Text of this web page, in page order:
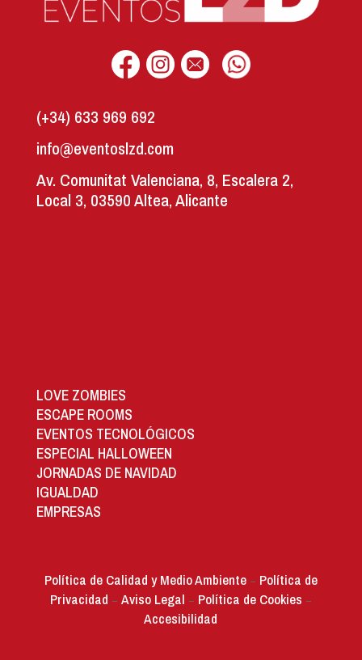
(+34) 633 969 692
info@eventoslzd.com
Av. Comunitat Valenciana, 8, Escalera 2,
Local 3, 03590 Altea, Alicante
LOVE ZOMBIES
ESCAPE ROOMS
EVENTOS TECNOLÓGICOS
ESPECIAL HALLOWEEN
JORNADAS DE NAVIDAD
IGUALDAD
EMPRESAS
Política de Calidad y Medio Ambiente– Política de
Privacidad – Aviso Legal – Política de Cookies –
Accesibilidad